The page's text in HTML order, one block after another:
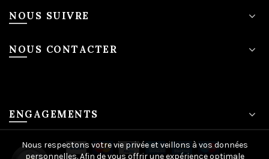
NOUS SUIVRE
NOUS CONTACTER
ENGAGEMENTS
Nous respectons votre vie privée et veillons à vos données
personnelles. Afin de vous offrir une expérience optimale